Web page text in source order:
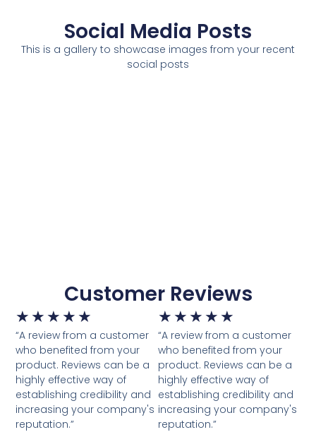
Social Media Posts
This is a gallery to showcase images from your recent
social posts
Customer Reviews
★ ★ ★ ★ ★
“A review from a customer
who benefited from your
product. Reviews can be a
highly effective way of
establishing credibility and
increasing your company's
reputation.”
★ ★ ★ ★ ★
“A review from a customer
who benefited from your
product. Reviews can be a
highly effective way of
establishing credibility and
increasing your company's
reputation.”